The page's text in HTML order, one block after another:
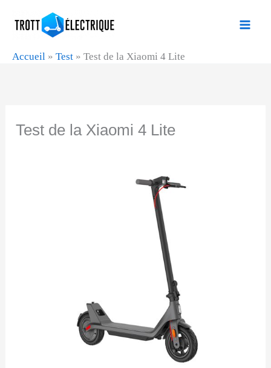
Accueil » Test » Test de la Xiaomi 4 Lite
Test de la Xiaomi 4 Lite